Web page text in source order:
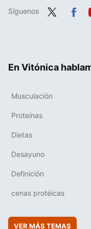
Síguenos
En Vitónica
Musculación
Proteínas
Dietas
Desayuno
Definición
cenas protéicas
VER MÁS TEMAS